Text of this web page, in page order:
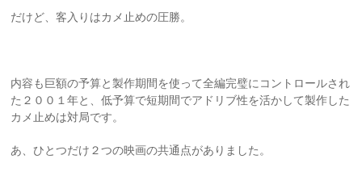
だけど、客入りはカメ止めの圧勝。
内容も巨額の予算と製作期間を使って全編完璧にコントロールされ
た２００１年と、低予算で短期間でアドリブ性を活かして製作した
カメ止めは対局です。
あ、ひとつだけ２つの映画の共通点がありました。